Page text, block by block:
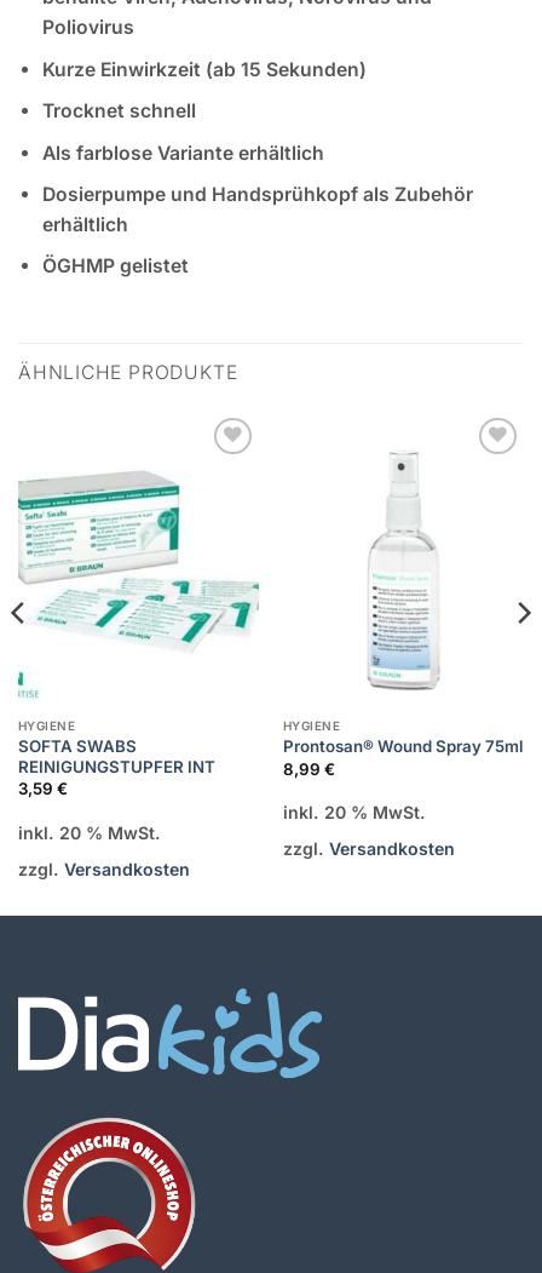
Poliovirus
Kurze Einwirkzeit (ab 15 Sekunden)
Trocknet schnell
Als farblose Variante erhältlich
Dosierpumpe und Handsprühkopf als Zubehör
erhältlich
ÖGHMP gelistet
ÄHNLICHE PRODUKTE
Wunschliste
hinzufügen
HYGIENE
SOFTA SWABS
REINIGUNGSTUPFER INT
3,59 €
inkl. 20 % MwSt.
zzgl. Versandkosten
HYGIENE
Prontosan® Wound Spray 75ml
8,99 €
inkl. 20 % MwSt.
zzgl. Versandkosten